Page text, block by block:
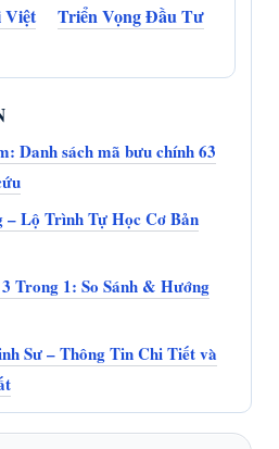
Việt
Triển Vọng Đầu Tư
Danh sách mã bưu chính 63
– Lộ Trình Tự Học Cơ Bản
Trong 1: So Sánh & Hướng
Sư – Thông Tin Chi Tiết và